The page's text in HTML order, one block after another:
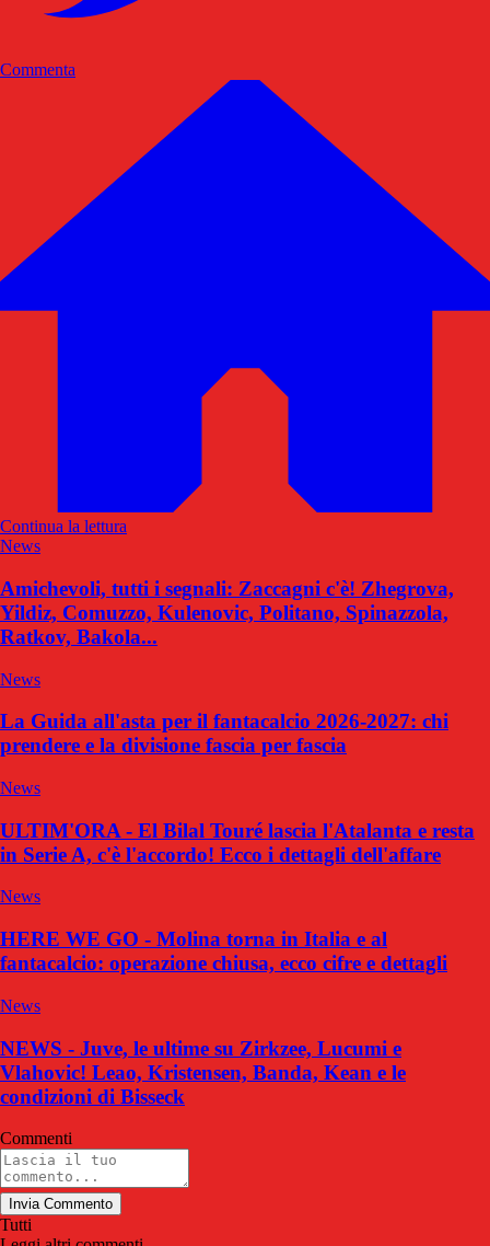
Commenta
Continua la lettura
News
Amichevoli, tutti i segnali: Zaccagni c'è! Zhegrova,
Yildiz, Comuzzo, Kulenovic, Politano, Spinazzola,
Ratkov, Bakola...
News
La Guida all'asta per il fantacalcio 2026-2027: chi
prendere e la divisione fascia per fascia
News
ULTIM'ORA - El Bilal Touré lascia l'Atalanta e resta
in Serie A, c'è l'accordo! Ecco i dettagli dell'affare
News
HERE WE GO - Molina torna in Italia e al
fantacalcio: operazione chiusa, ecco cifre e dettagli
News
NEWS - Juve, le ultime su Zirkzee, Lucumi e
Vlahovic! Leao, Kristensen, Banda, Kean e le
condizioni di Bisseck
Commenti
Invia Commento
Tutti